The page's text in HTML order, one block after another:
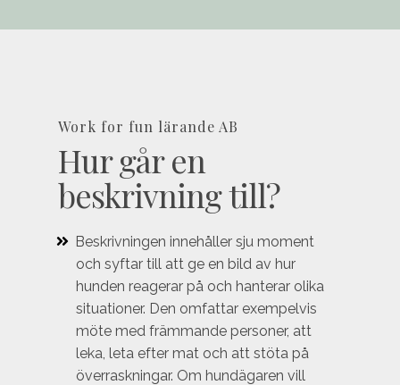
Work for fun lärande AB
Hur går en
beskrivning till?
Beskrivningen innehåller sju moment
och syftar till att ge en bild av hur
hunden reagerar på och hanterar olika
situationer. Den omfattar exempelvis
möte med främmande personer, att
leka, leta efter mat och att stöta på
överraskningar. Om hundägaren vill